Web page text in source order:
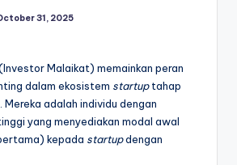
31, 2025
Malaikat) memainkan peran
dalam ekosistem startuptahap
Mereka adalah individu dengan
yang menyediakan modal awal
kepada startupdengan